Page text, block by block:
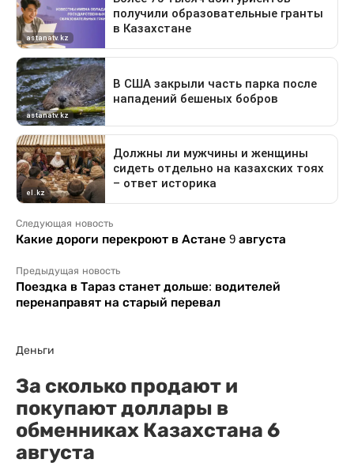
Следующая новость
Какие дороги перекроют в Астане 9 августа
Предыдущая новость
Поездка в Тараз станет дольше: водителей
перенаправят на старый перевал
Деньги
За сколько продают и
покупают доллары в
обменниках Казахстана 6
августа